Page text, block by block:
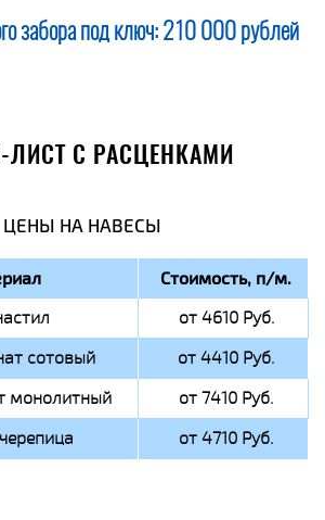
забора под ключ: 210 000 рублей
ЛИСТ С РАСЦЕНКАМИ
ЦЕНЫ НА НАВЕСЫ
Стоимость, п/м.
от 4610 Руб.
сотовый
от 4410 Руб.
монолитный
от 7410 Руб.
от 4710 Руб.